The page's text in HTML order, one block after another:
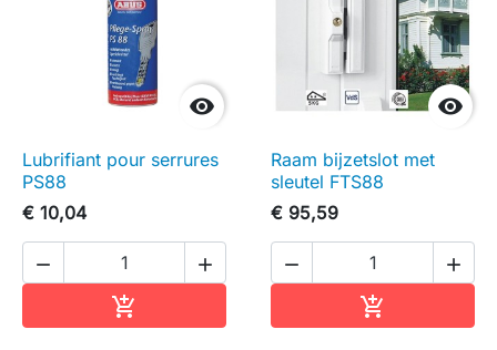

Lubrifiant pour serrures
PS88
€ 10,04
 


Raam bijzetslot met
sleutel FTS88
€ 95,59
 
